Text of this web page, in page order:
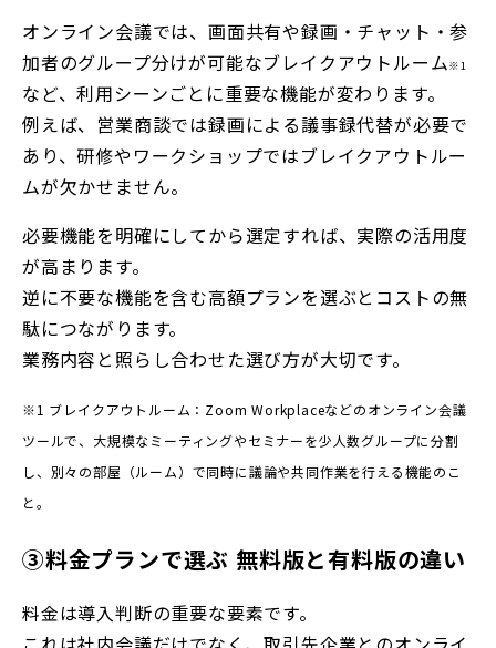
オンライン会議では、画面共有や録画・チャット・参
加者のグループ分けが可能なブレイクアウトルーム※1
など、利用シーンごとに重要な機能が変わります。
例えば、営業商談では録画による議事録代替が必要で
あり、研修やワークショップではブレイクアウトルー
ムが欠かせません。
必要機能を明確にしてから選定すれば、実際の活用度
が高まります。
逆に不要な機能を含む高額プランを選ぶとコストの無
駄につながります。
業務内容と照らし合わせた選び方が大切です。
※1 ブレイクアウトルーム：Zoom Workplaceなどのオンライン会議
ツールで、大規模なミーティングやセミナーを少人数グループに分割
し、別々の部屋（ルーム）で同時に議論や共同作業を行える機能のこ
と。
③料金プランで選ぶ 無料版と有料版の違い
料金は導入判断の重要な要素です。